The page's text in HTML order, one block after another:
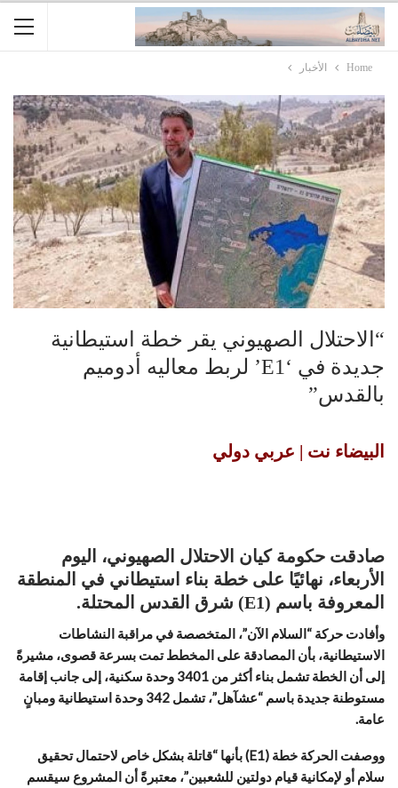
Home الأخبار
“الاحتلال الصهيوني يقر خطة استيطانية
جديدة في ‘E1’ لربط معاليه أدوميم
بالقدس”
البيضاء نت | عربي دولي
صادقت حكومة كيان الاحتلال الصهيوني، اليوم
الأربعاء، نهائيًا على خطة بناء استيطاني في المنطقة
المعروفة باسم (E1) شرق القدس المحتلة.
وأفادت حركة “السلام الآن”، المتخصصة في مراقبة النشاطات
الاستيطانية، بأن المصادقة على المخطط تمت بسرعة قصوى، مشيرةً
إلى أن الخطة تشمل بناء أكثر من 3401 وحدة سكنية، إلى جانب إقامة
مستوطنة جديدة باسم “عشآهل”، تشمل 342 وحدة استيطانية ومبانٍ
عامة.
ووصفت الحركة خطة (E1) بأنها “قاتلة بشكل خاص لاحتمال تحقيق
سلام أو لإمكانية قيام دولتين للشعبين”، معتبرةً أن المشروع سيقسم